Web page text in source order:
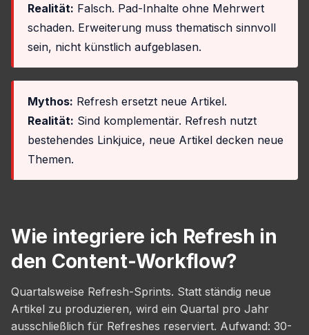
Realität: Falsch. Pad-Inhalte ohne Mehrwert
schaden. Erweiterung muss thematisch sinnvoll
sein, nicht künstlich aufgeblasen.
Mythos: Refresh ersetzt neue Artikel.
Realität: Sind komplementär. Refresh nutzt
bestehendes Linkjuice, neue Artikel decken neue
Themen.
Wie integriere ich Refresh in
den Content-Workflow?
Quartalsweise Refresh-Sprints. Statt ständig neue
Artikel zu produzieren, wird ein Quartal pro Jahr
ausschließlich für Refreshes reserviert. Aufwand: 30-